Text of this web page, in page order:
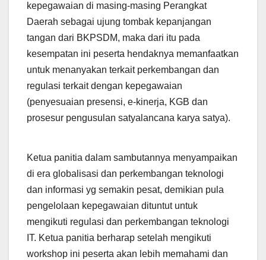
kepegawaian di masing-masing Perangkat
Daerah sebagai ujung tombak kepanjangan
tangan dari BKPSDM, maka dari itu pada
kesempatan ini peserta hendaknya memanfaatkan
untuk menanyakan terkait perkembangan dan
regulasi terkait dengan kepegawaian
(penyesuaian presensi, e-kinerja, KGB dan
prosesur pengusulan satyalancana karya satya).
Ketua panitia dalam sambutannya menyampaikan
di era globalisasi dan perkembangan teknologi
dan informasi yg semakin pesat, demikian pula
pengelolaan kepegawaian dituntut untuk
mengikuti regulasi dan perkembangan teknologi
IT. Ketua panitia berharap setelah mengikuti
workshop ini peserta akan lebih memahami dan